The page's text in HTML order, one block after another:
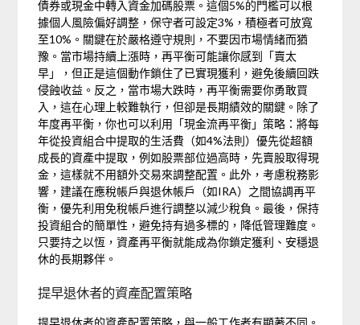
債券或現金中轉入資金加碼股票。這個5%的門檻可以根
據個人風險偏好調整，保守者可設定3%，積極者可放寬
至10%。關鍵在於嚴格遵守規則，不要因市場情緒而猶
豫。當市場持續上漲時，再平衡可能讓你感到「賣太
早」，但正是這個動作鎖住了已實現獲利，避免後續回跌
侵蝕收益。反之，當市場大跌時，再平衡需要你勇敢買
入，這在心理上較難執行，但卻是長期績效的關鍵。除了
年度再平衡，你也可以利用「現金流再平衡」策略：將每
年從投資組合中提取的生活費（如4%法則）優先從超額
成長的資產中提取，例如股票部位過高時，先賣股取得現
金，這樣就不用額外交易來調整配置。此外，考慮稅務影
響，建議在應稅帳戶與退休帳戶（如IRA）之間協調再平
衡，優先利用免稅帳戶進行調整以減少稅負。最後，保持
投資組合的簡單性，避免持有過多標的，降低管理難度。
只要持之以恆，資產再平衡就能成為你鎖定獲利、安穩退
休的長期夥伴。
提早退休者的資產配置策略
提早退休者的資產配置策略，與一般工作者有顯著不同。